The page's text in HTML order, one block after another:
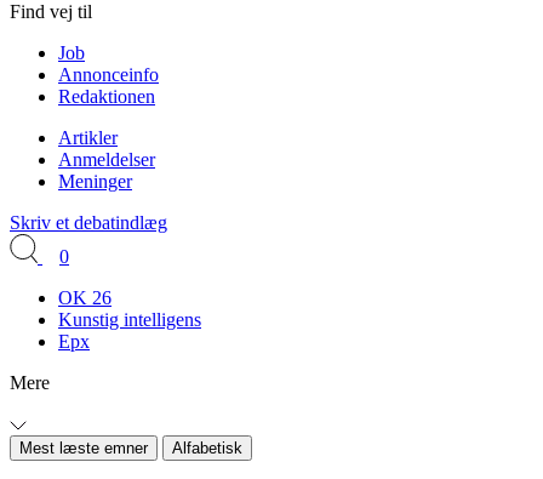
Find vej til
Job
Annonceinfo
Redaktionen
Artikler
Anmeldelser
Meninger
Skriv et debatindlæg
0
OK 26
Kunstig intelligens
Epx
Mere
Mest læste emner Alfabetisk